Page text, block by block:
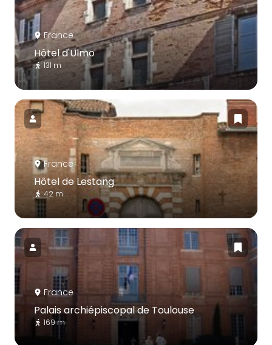
France
Hôtel d'Ulmo
131 m
France
Hôtel de Lestang
42 m
France
Palais archiépiscopal de Toulouse
169 m